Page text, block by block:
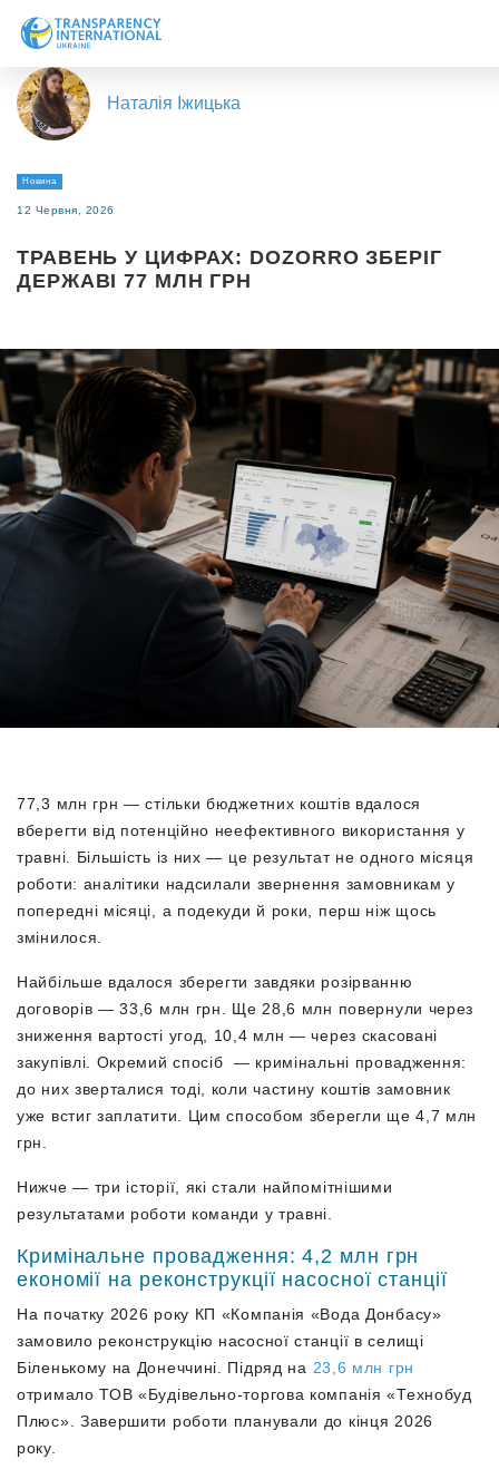
Про нас
Новини
Напрями роботи
Долучитися
Наталія Іжицька
Новина
12 Червня, 2026
ТРАВЕНЬ У ЦИФРАХ: DOZORRO ЗБЕРІГ
ДЕРЖАВІ 77 МЛН ГРН
77,3 млн грн — стільки бюджетних коштів вдалося
вберегти від потенційно неефективного використання у
травні. Більшість із них — це результат не одного місяця
роботи: аналітики надсилали звернення замовникам у
попередні місяці, а подекуди й роки, перш ніж щось
змінилося.
Найбільше вдалося зберегти завдяки розірванню
договорів — 33,6 млн грн. Ще 28,6 млн повернули через
зниження вартості угод, 10,4 млн — через скасовані
закупівлі. Окремий спосіб — кримінальні провадження:
до них зверталися тоді, коли частину коштів замовник
уже встиг заплатити. Цим способом зберегли ще 4,7 млн
грн.
Нижче — три історії, які стали найпомітнішими
результатами роботи команди у травні.
Кримінальне провадження: 4,2 млн грн
економії на реконструкції насосної станції
На початку 2026 року КП «Компанія «Вода Донбасу»
замовило реконструкцію насосної станції в селищі
Біленькому на Донеччині. Підряд на 23,6 млн грн
отримало ТОВ «Будівельно-торгова компанія «Технобуд
Плюс». Завершити роботи планували до кінця 2026
року.